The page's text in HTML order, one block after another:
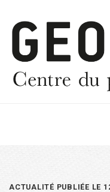
navigation
principale
contenu
principal
barre
latérale
ACTUALITÉ PUBLIÉE LE